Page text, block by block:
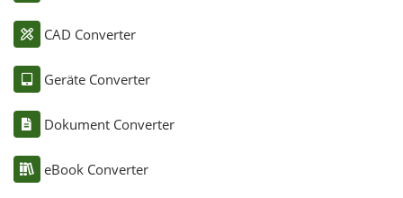
CAD Converter
Geräte Converter
Dokument Converter
eBook Converter